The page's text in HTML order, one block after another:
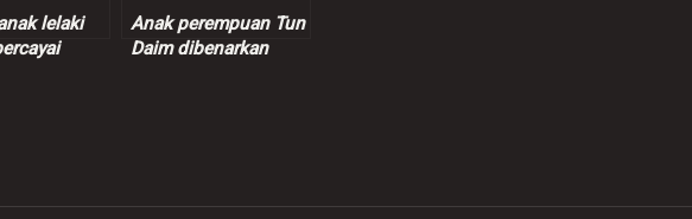
lelaki
Anak perempuan Tun
Daim dibenarkan